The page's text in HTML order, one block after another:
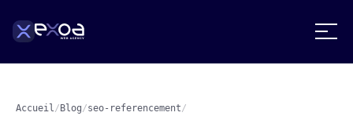
Accueil/ Blog/seo-referencement/